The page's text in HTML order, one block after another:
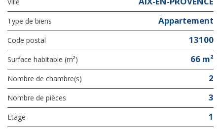
Type de biens Appartement
Code postal 13100
Surface habitable (m²) 66 m²
Nombre de chambre(s) 2
Nombre de pièces 3
Etage 1